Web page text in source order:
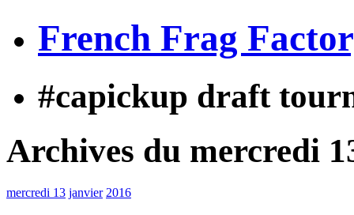
French Frag
#capickup draft
Archives du mercredi
mercredi 13 janvier 2016